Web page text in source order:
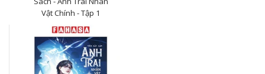
Vật Chính - Tập 1